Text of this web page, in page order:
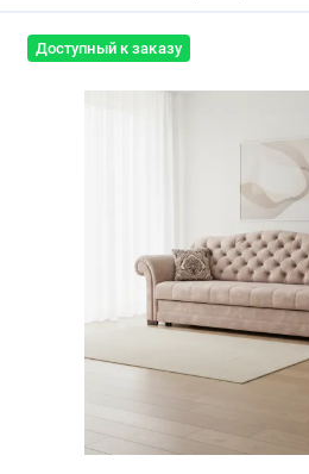
Доступный к заказу